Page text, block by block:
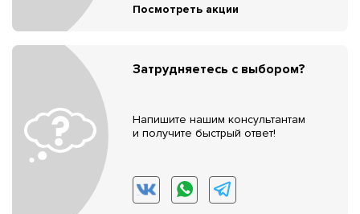
Посмотреть акции
Затрудняетесь с выбором?
Напишите нашим консультантам
и получите быстрый ответ!